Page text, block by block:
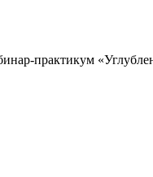
практикум